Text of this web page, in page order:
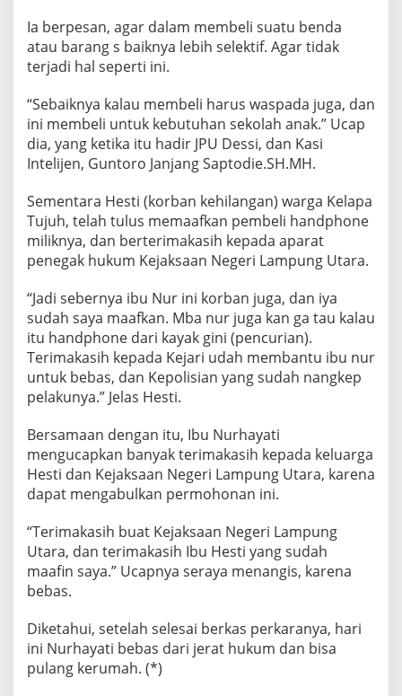
Ia berpesan, agar dalam membeli suatu benda
atau barang s baiknya lebih selektif. Agar tidak
terjadi hal seperti ini.
“Sebaiknya kalau membeli harus waspada juga, dan
ini membeli untuk kebutuhan sekolah anak.” Ucap
dia, yang ketika itu hadir JPU Dessi, dan Kasi
Intelijen, Guntoro Janjang Saptodie.SH.MH.
Sementara Hesti (korban kehilangan) warga Kelapa
Tujuh, telah tulus memaafkan pembeli handphone
miliknya, dan berterimakasih kepada aparat
penegak hukum Kejaksaan Negeri Lampung Utara.
“Jadi sebernya ibu Nur ini korban juga, dan iya
sudah saya maafkan. Mba nur juga kan ga tau kalau
itu handphone dari kayak gini (pencurian).
Terimakasih kepada Kejari udah membantu ibu nur
untuk bebas, dan Kepolisian yang sudah nangkep
pelakunya.” Jelas Hesti.
Bersamaan dengan itu, Ibu Nurhayati
mengucapkan banyak terimakasih kepada keluarga
Hesti dan Kejaksaan Negeri Lampung Utara, karena
dapat mengabulkan permohonan ini.
“Terimakasih buat Kejaksaan Negeri Lampung
Utara, dan terimakasih Ibu Hesti yang sudah
maafin saya.” Ucapnya seraya menangis, karena
bebas.
Diketahui, setelah selesai berkas perkaranya, hari
ini Nurhayati bebas dari jerat hukum dan bisa
pulang kerumah. (*)